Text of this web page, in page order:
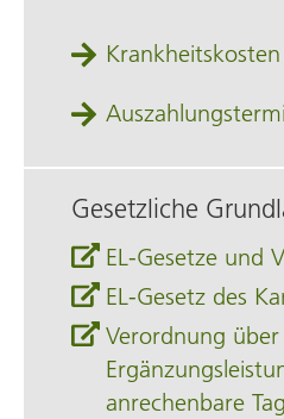
Krankheitskosten
Gesetzliche
EL-Gesetze und
EL-Gesetz des
Verordnung
anrechenbare